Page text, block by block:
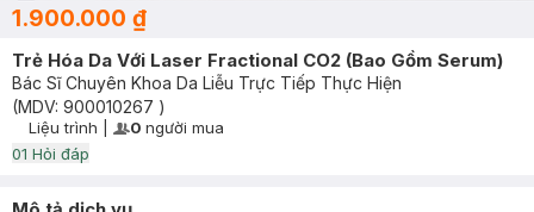
1.900.000 ₫
Trẻ Hóa Da Với Laser Fractional CO2 (Bao Gồm Serum)
Bác Sĩ Chuyên Khoa Da Liễu Trực Tiếp Thực Hiện
(MDV: 900010267 )
Timer Gray Icon
Liệu trình User Product Icon
0 người mua
01 Hỏi đáp